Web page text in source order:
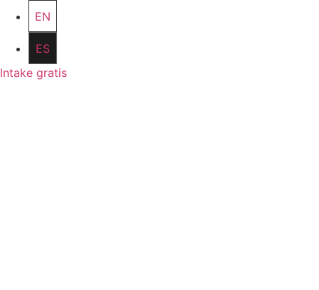
EN
ES
Intake gratis